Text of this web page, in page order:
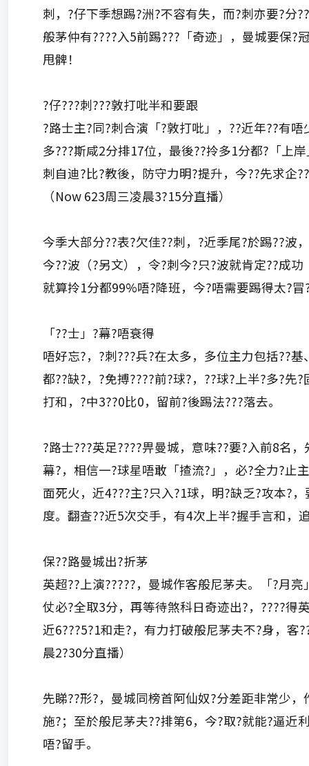
刺，?仔下季想踢?洲?不容有失，而?刺亦要?分
般茅仲有????入5前踢???「奇迹」，曼城要保?
甩髀！
?仔???刺???敦打吡半和要跟
?路士主?同?刺合演「?敦打吡」，??近年??有
多???斯咸2分排17位，最後??拎多1分都?「上
刺自迪?比?教後，防守力明?提升，今??先求企
（Now 623周三凌晨3?15分直播）
今季大部分??表?欠佳??刺，?近季尾?於踢??波
今??波（?另文），令?刺今?只?波就肯定??成
就算拎1分都99%唔?降班，今?唔需要踢得太?冒
「??士」?幕?唔衰得
唔好忘?，?刺???兵?在太多，多位主力包括??
都??缺?，?免搏????前?球?，??球?上半?多?先
打和，?中3??0比0，留前?後踢法???落去。
?路士???英足????畀曼城，意味??要?入前8名
幕?，相信一?球星唔敢「揸流?」，必?全力?止
面死火，近4???主?只入?1球，明?缺乏?攻本?
度。翻查??近5次交手，有4次上半?握手言和，
保??路曼城出?折茅
英超??上演?????，曼城作客般尼茅夫。「?月
仗必?全取3分，再等待煞科日奇迹出?，????得
近6???5?1和走?，有力打破般尼茅夫不?身，客
晨2?30分直播）
先睇??形?，曼城同榜首阿仙奴?分差距非常少
施?；至於般尼茅夫??排第6，今?取?就能?逼近
唔?留手。